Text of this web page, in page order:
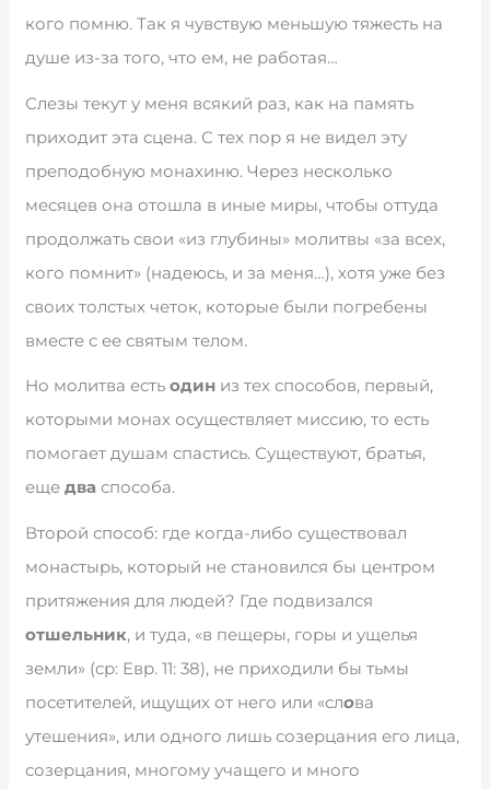
кого помню. Так я чувствую меньшую тяжесть на
душе из-за того, что ем, не работая…
Слезы текут у меня всякий раз, как на память
приходит эта сцена. С тех пор я не видел эту
преподобную монахиню. Через несколько
месяцев она отошла в иные миры, чтобы оттуда
продолжать свои «из глубины» молитвы «за всех,
кого помнит» (надеюсь, и за меня…), хотя уже без
своих толстых четок, которые были погребены
вместе с ее святым телом.
Но молитва естьодин из тех способов, первый,
которыми монах осуществляет миссию, то есть
помогает душам спастись. Существуют, братья,
ещедва способа.
Второй способ: где когда-либо существовал
монастырь, который не становился бы центром
притяжения для людей? Где подвизался
отшельник, и туда, «в пещеры, горы и ущелья
земли» (ср: Евр. 11: 38), не приходили бы тьмы
посетителей, ищущих от него или «слова
утешения», или одного лишь созерцания его лица,
созерцания, многому учащего и много